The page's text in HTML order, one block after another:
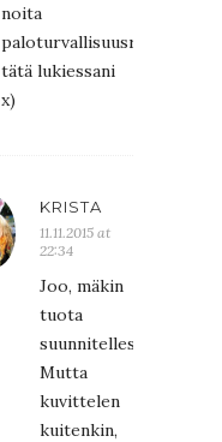
noita
paloturvallisuusriskejä
tätä lukiessani
x)
KRISTA
11.11.2015 at
22:34
Joo, mäkin
tuota
suunnitellessani.
Mutta
kuvittelen
kuitenkin,